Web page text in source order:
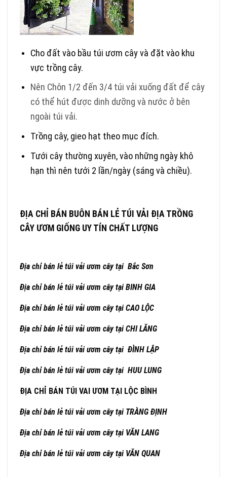
Cho đất vào bầu túi ươm cây và đặt vào khu
vực trồng cây.
Nên Chôn 1/2 đến 3/4 túi vải xuống đất để cây
có thể hút được dinh dưỡng và nước ở bên
ngoài túi vải.
Trồng cây, gieo hạt theo mục đích.
Tưới cây thường xuyên, vào những ngày khô
hạn thì nên tưới 2 lần/ngày (sáng và chiều).
ĐỊA CHỈ BÁN BUÔN BÁN LẺ TÚI VẢI ĐỊA TRỒNG
CÂY ƯƠM GIỐNG UY TÍN CHẤT LƯỢNG
Địa chỉ bán lẻ túi vải ươm cây tại Bắc Sơn
Địa chỉ bán lẻ túi vải ươm cây tại BINH GIA
Địa chỉ bán lẻ túi vải ươm cây tại CAO LỘC
Địa chỉ bán lẻ túi vải ươm cây tại CHI LĂNG
Địa chỉ bán lẻ túi vải ươm cây tại ĐÌNH LẬP
Địa chỉ bán lẻ túi vải ươm cây tại HUU LUNG
ĐỊA CHỈ BÁN TÚI VAI ƯƠM TẠI LỘC BÌNH
Địa chỉ bán lẻ túi vải ươm cây tại TRÀNG ĐỊNH
Địa chỉ bán lẻ túi vải ươm cây tại VĂN LANG
Địa chỉ bán lẻ túi vải ươm cây tại VĂN QUAN